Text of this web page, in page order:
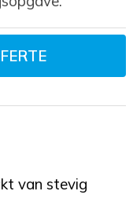
van stevig